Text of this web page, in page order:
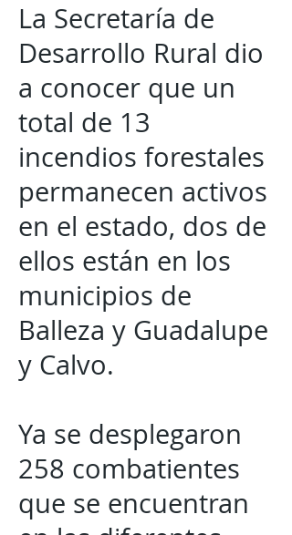
La Secretaría de
Desarrollo Rural dio
a conocer que un
total de 13
incendios forestales
permanecen activos
en el estado, dos de
ellos están en los
municipios de
Balleza y Guadalupe
y Calvo.
Ya se desplegaron
258 combatientes
que se encuentran